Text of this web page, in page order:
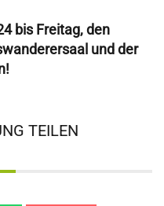
bis Freitag, den
und der
TEILEN